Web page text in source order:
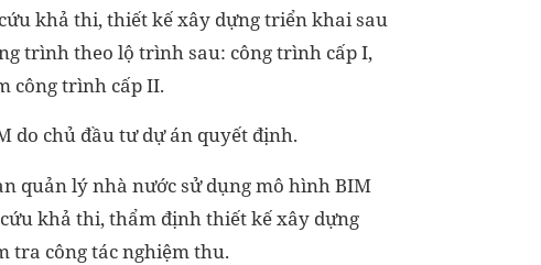
khả thi, thiết kế xây dựng triển khai sau
trình theo lộ trình sau: công trình cấp I,
công trình cấp II.
do chủ đầu tư dự án quyết định.
quản lý nhà nước sử dụng mô hình BIM
khả thi, thẩm định thiết kế xây dựng
tra công tác nghiệm thu.